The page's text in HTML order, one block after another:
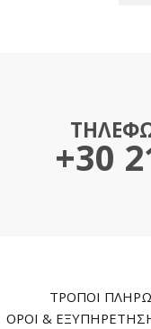
+30
ΤΡΟΠΟΙ
ΟΡΟΙ &